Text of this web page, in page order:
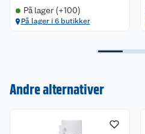
På lager (+100)
På lager i 6 butikker
Andre alternativer
Kundeservice